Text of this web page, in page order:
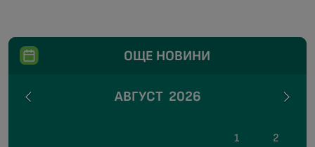
ОЩЕ НОВИНИ
АВГУСТ 2026
1
2